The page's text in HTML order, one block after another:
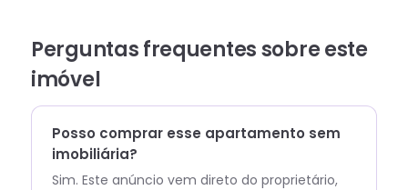
Perguntas frequentes sobre este
imóvel
Posso comprar esse apartamento sem
imobiliária?
Sim. Este anúncio vem direto do proprietário,